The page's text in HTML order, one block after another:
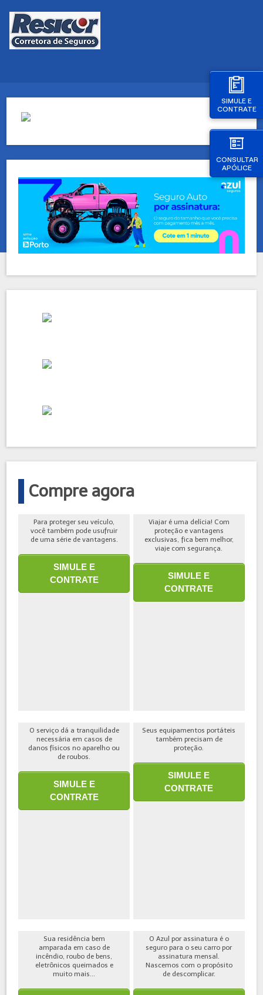
SIMULE E
CONTRATE
CONSULTAR
APÓLICE
Compre agora
Para proteger seu veículo,
você também pode usufruir
de uma série de vantagens.
SIMULE E
CONTRATE
Viajar é uma delícia! Com
proteção e vantagens
exclusivas, fica bem melhor,
viaje com segurança.
SIMULE E
CONTRATE
O serviço dá a tranquilidade
necessária em casos de
danos físicos no aparelho ou
de roubos.
SIMULE E
CONTRATE
Seus equipamentos portáteis
também precisam de
proteção.
SIMULE E
CONTRATE
Sua residência bem
amparada em caso de
incêndio, roubo de bens,
eletrônicos queimados e
muito mais...
O Azul por assinatura é o
seguro para o seu carro por
assinatura mensal.
Nascemos com o propósito
de descomplicar.